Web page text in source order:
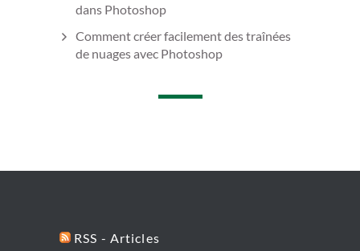
dans Photoshop
Comment créer facilement des traînées
de nuages avec Photoshop
RSS - Articles